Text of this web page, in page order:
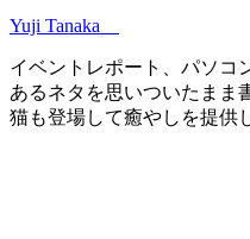
Yuji Tanaka
イベントレポート、パソコ
あるネタを思いついたまま
猫も登場して癒やしを提供